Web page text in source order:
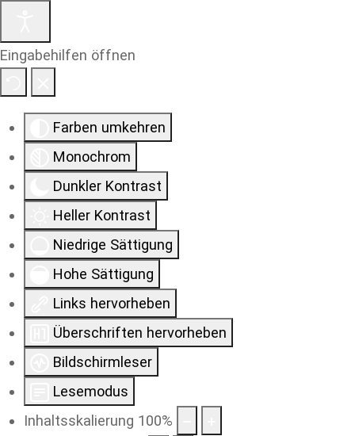
Eingabehilfen öffnen
Farben umkehren
Monochrom
Dunkler Kontrast
Heller Kontrast
Niedrige Sättigung
Hohe Sättigung
Links hervorheben
Überschriften hervorheben
Bildschirmleser
Lesemodus
Inhaltsskalierung 100%